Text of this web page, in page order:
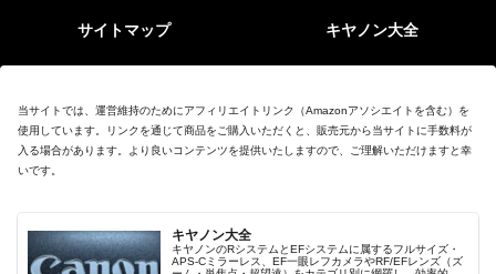
サイトマップ キヤノン大全
当サイトでは、運営維持のためにアフィリエイトリンク（Amazonアソシエイトを含む）を
使用しています。リンクを通じて商品をご購入いただくと、販売元から当サイトに手数料が
入る場合があります。より良いコンテンツを提供いたしますので、ご理解いただけますと幸
いです。
キヤノン大全
キヤノンのRシステムとEFシステムに属するフルサイズ・
APS-Cミラーレス、EF一眼レフカメラやRF/EFレンズ（ズ